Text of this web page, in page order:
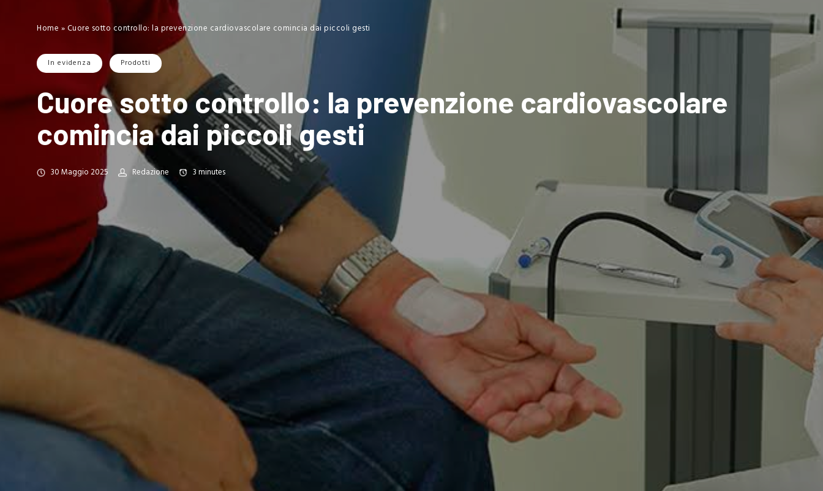
Home »Cuore sotto controllo: la prevenzione cardiovascolare comincia dai piccoli gesti
In evidenza Prodotti
Cuore sotto controllo: la prevenzione cardiovascolare
comincia dai piccoli gesti
30 Maggio 2025 Redazione 3minutes